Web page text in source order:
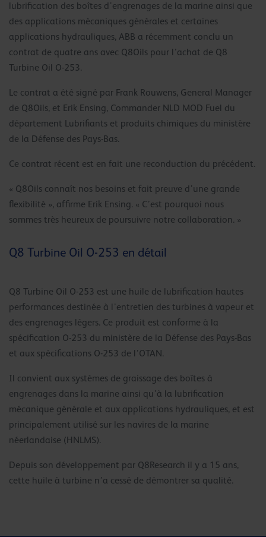
lubrification des boîtes d’engrenages de la marine ainsi que
des applications mécaniques générales et certaines
applications hydrauliques, ABB a récemment conclu un
contrat de quatre ans avec Q8Oils pour l’achat de Q8
Turbine Oil O-253.
Le contrat a été signé par Frank Rouwens, General Manager
de Q8Oils, et Erik Ensing, Commander NLD MOD Fuel du
département Lubrifiants et produits chimiques du ministère
de la Défense des Pays-Bas.
Ce contrat récent est en fait une reconduction du précédent.
« Q8Oils connaît nos besoins et fait preuve d’une grande
flexibilité », affirme Erik Ensing. « C’est pourquoi nous
sommes très heureux de poursuivre notre collaboration. »
Q8 Turbine Oil O-253 en détail
Q8 Turbine Oil O-253 est une huile de lubrification hautes
performances destinée à l’entretien des turbines à vapeur et
des engrenages légers. Ce produit est conforme à la
spécification O-253 du ministère de la Défense des Pays-Bas
et aux spécifications O-253 de l’OTAN.
Il convient aux systèmes de graissage des boîtes à
engrenages dans la marine ainsi qu’à la lubrification
mécanique générale et aux applications hydrauliques, et est
principalement utilisé sur les navires de la marine
néerlandaise (HNLMS).
Depuis son développement par Q8Research il y a 15 ans,
cette huile à turbine n’a cessé de démontrer sa qualité.